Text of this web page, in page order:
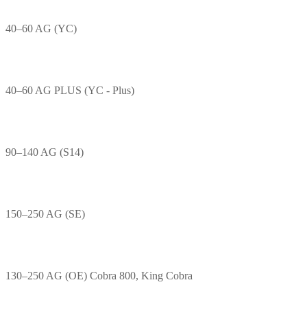
40–60 AG (YC)
40–60 AG PLUS (YC - Plus)
90–140 AG (S14)
150–250 AG (SE)
130–250 AG (OE) Cobra 800, King Cobra